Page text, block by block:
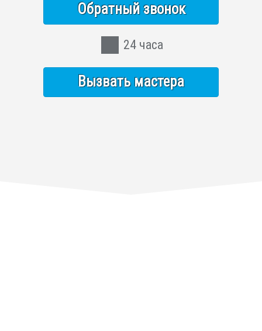
Обратный звонок
24 часа
Вызвать мастера